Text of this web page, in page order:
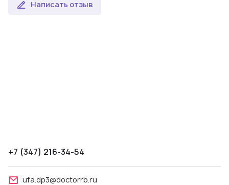
Написать отзыв
+7 (347) 216-34-54
ufa.dp3@doctorrb.ru